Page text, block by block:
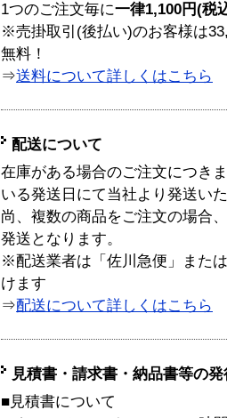
1つのご注文毎に一律1,100円(税
※売掛取引(後払い)のお客様は
無料！
⇒送料について詳しくはこちら
配送について
在庫がある場合のご注文につき
いる発送日にて当社より発送い
尚、複数の商品をご注文の場合
発送となります。
※配送業者は「佐川急便」また
けます
⇒配送について詳しくはこちら
見積書・請求書・納品書等の
■見積書について